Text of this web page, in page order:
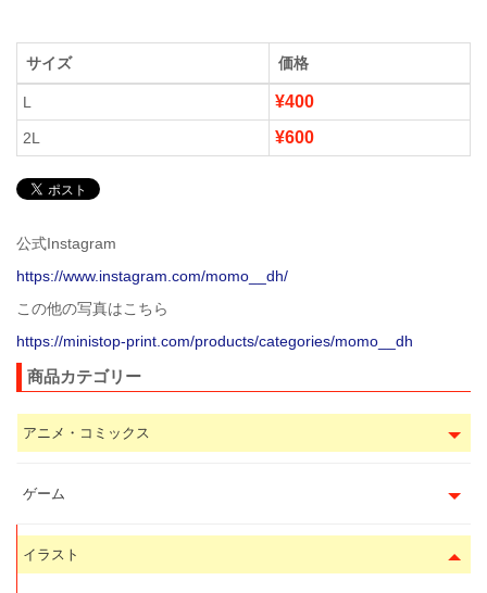
サイズ 価格
L ¥400
2L ¥600
公式Instagram
https://www.instagram.com/momo__dh/
この他の写真はこちら
https://ministop-print.com/products/categories/momo__dh
商品カテゴリー
アニメ・コミックス
ゲーム
イラスト